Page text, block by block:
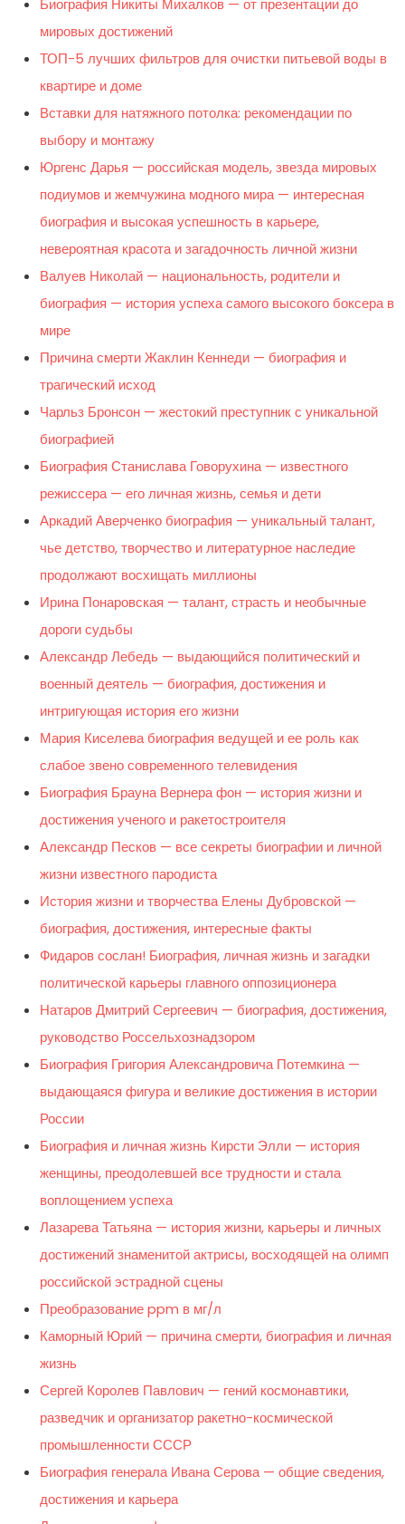
Биография Никиты Михалков — от презентации до
мировых достижений
ТОП-5 лучших фильтров для очистки питьевой воды в
квартире и доме
Вставки для натяжного потолка: рекомендации по
выбору и монтажу
Юргенс Дарья — российская модель, звезда мировых
подиумов и жемчужина модного мира — интересная
биография и высокая успешность в карьере,
невероятная красота и загадочность личной жизни
Валуев Николай — национальность, родители и
биография — история успеха самого высокого боксера в
мире
Причина смерти Жаклин Кеннеди — биография и
трагический исход
Чарльз Бронсон — жестокий преступник с уникальной
биографией
Биография Станислава Говорухина — известного
режиссера — его личная жизнь, семья и дети
Аркадий Аверченко биография — уникальный талант,
чье детство, творчество и литературное наследие
продолжают восхищать миллионы
Ирина Понаровская — талант, страсть и необычные
дороги судьбы
Александр Лебедь — выдающийся политический и
военный деятель — биография, достижения и
интригующая история его жизни
Мария Киселева биография ведущей и ее роль как
слабое звено современного телевидения
Биография Брауна Вернера фон — история жизни и
достижения ученого и ракетостроителя
Александр Песков — все секреты биографии и личной
жизни известного пародиста
История жизни и творчества Елены Дубровской —
биография, достижения, интересные факты
Фидаров сослан! Биография, личная жизнь и загадки
политической карьеры главного оппозиционера
Натаров Дмитрий Сергеевич — биография, достижения,
руководство Россельхознадзором
Биография Григория Александровича Потемкина —
выдающаяся фигура и великие достижения в истории
России
Биография и личная жизнь Кирсти Элли — история
женщины, преодолевшей все трудности и стала
воплощением успеха
Лазарева Татьяна — история жизни, карьеры и личных
достижений знаменитой актрисы, восходящей на олимп
российской эстрадной сцены
Преобразование ppm в мг/л
Каморный Юрий — причина смерти, биография и личная
жизнь
Сергей Королев Павлович — гений космонавтики,
разведчик и организатор ракетно-космической
промышленности СССР
Биография генерала Ивана Серова — общие сведения,
достижения и карьера